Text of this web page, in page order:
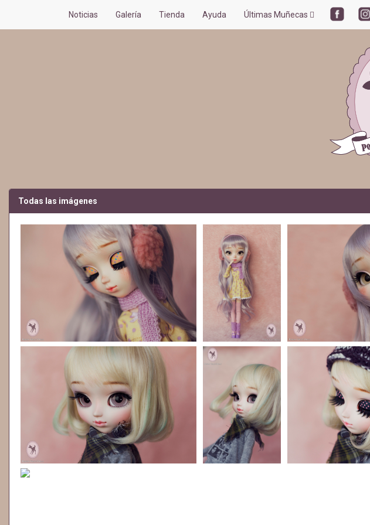
Noticias Galería Tienda Ayuda Últimas Muñecas
Todas las imágenes